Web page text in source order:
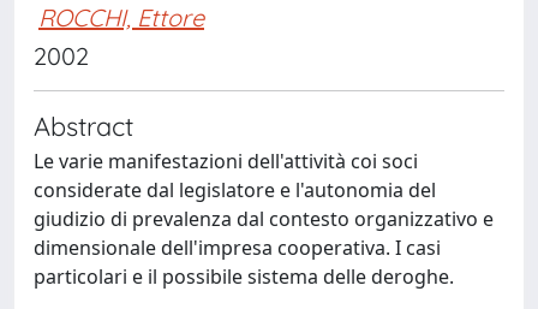
ROCCHI, Ettore
2002
Abstract
Le varie manifestazioni dell'attività coi soci
considerate dal legislatore e l'autonomia del
giudizio di prevalenza dal contesto organizzativo e
dimensionale dell'impresa cooperativa. I casi
particolari e il possibile sistema delle deroghe.